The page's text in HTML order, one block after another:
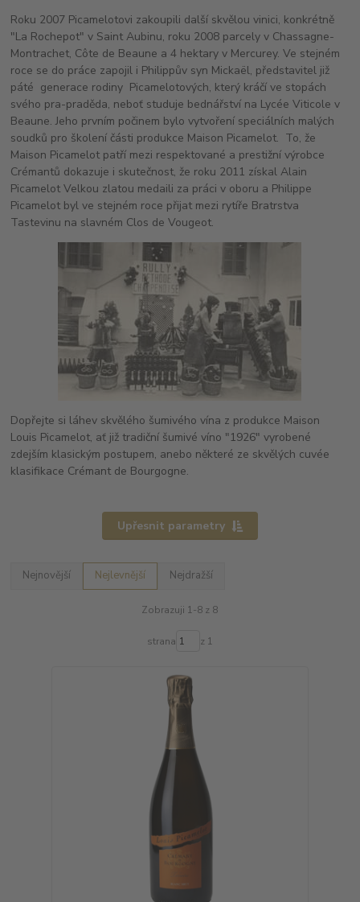
Roku 2007 Picamelotovi zakoupili další skvělou vinici, konkrétně
"La Rochepot" v Saint Aubinu, roku 2008 parcely v Chassagne-
Montrachet, Côte de Beaune a 4 hektary v Mercurey. Ve stejném
roce se do práce zapojil i Philippův syn Mickaël, představitel již
páté generace rodiny Picamelotových, který kráčí ve stopách
svého pra-praděda, neboť studuje bednářství na Lycée Viticole v
Beaune. Jeho prvním počinem bylo vytvoření speciálních malých
soudků pro školení části produkce Maison Picamelot. To, že
Maison Picamelot patří mezi respektované a prestižní výrobce
Crémantů dokazuje i skutečnost, že roku 2011 získal Alain
Picamelot Velkou zlatou medaili za práci v oboru a Philippe
Picamelot byl ve stejném roce přijat mezi rytíře Bratrstva
Tastevinu na slavném Clos de Vougeot.
Dopřejte si láhev skvělého šumivého vína z produkce Maison
Louis Picamelot, ať již tradiční šumivé víno "1926" vyrobené
zdejším klasickým postupem, anebo některé ze skvělých cuvée
klasifikace Crémant de Bourgogne.
Upřesnit parametry
Nejnovější Nejlevnější Nejdražší
Zobrazuji 1-8 z 8
strana z 1